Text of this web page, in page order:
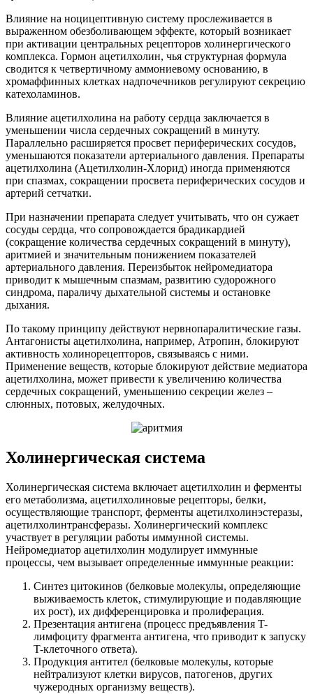
Влияние на ноцицептивную систему прослеживается в
выраженном обезболивающем эффекте, который возникает
при активации центральных рецепторов холинергического
комплекса. Гормон ацетилхолин, чья структурная формула
сводится к четвертичному аммониевому основанию, в
хромаффинных клетках надпочечников регулируют секрецию
катехоламинов.
Влияние ацетилхолина на работу сердца заключается в
уменьшении числа сердечных сокращений в минуту.
Параллельно расширяется просвет периферических сосудов,
уменьшаются показатели артериального давления. Препараты
ацетилхолина (Ацетилхолин-Хлорид) иногда применяются
при спазмах, сокращении просвета периферических сосудов и
артерий сетчатки.
При назначении препарата следует учитывать, что он сужает
сосуды сердца, что сопровождается брадикардией
(сокращение количества сердечных сокращений в минуту),
аритмией и значительным понижением показателей
артериального давления. Переизбыток нейромедиатора
приводит к мышечным спазмам, развитию судорожного
синдрома, параличу дыхательной системы и остановке
дыхания.
По такому принципу действуют нервнопаралитические газы.
Антагонисты ацетилхолина, например, Атропин, блокируют
активность холинорецепторов, связываясь с ними.
Применение веществ, которые блокируют действие медиатора
ацетилхолина, может привести к увеличению количества
сердечных сокращений, уменьшению секреции желез –
слюнных, потовых, желудочных.
Холинергическая система
Холинергическая система включает ацетилхолин и ферменты
его метаболизма, ацетилхолиновые рецепторы, белки,
осуществляющие транспорт, ферменты ацетилхолинэстеразы,
ацетилхолинтрансферазы. Холинергический комплекс
участвует в регуляции работы иммунной системы.
Нейромедиатор ацетилхолин модулирует иммунные
процессы, чем вызывает определенные иммунные реакции:
Синтез цитокинов (белковые молекулы, определяющие
выживаемость клеток, стимулирующие и подавляющие
их рост), их дифференцировка и пролиферация.
Презентация антигена (процесс предъявления T-
лимфоциту фрагмента антигена, что приводит к запуску
T-клеточного ответа).
Продукция антител (белковые молекулы, которые
нейтрализуют клетки вирусов, патогенов, других
чужеродных организму веществ).